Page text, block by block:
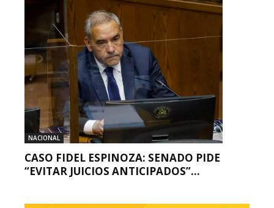
NACIONAL
CASO FIDEL ESPINOZA: SENADO PIDE
“EVITAR JUICIOS ANTICIPADOS”...